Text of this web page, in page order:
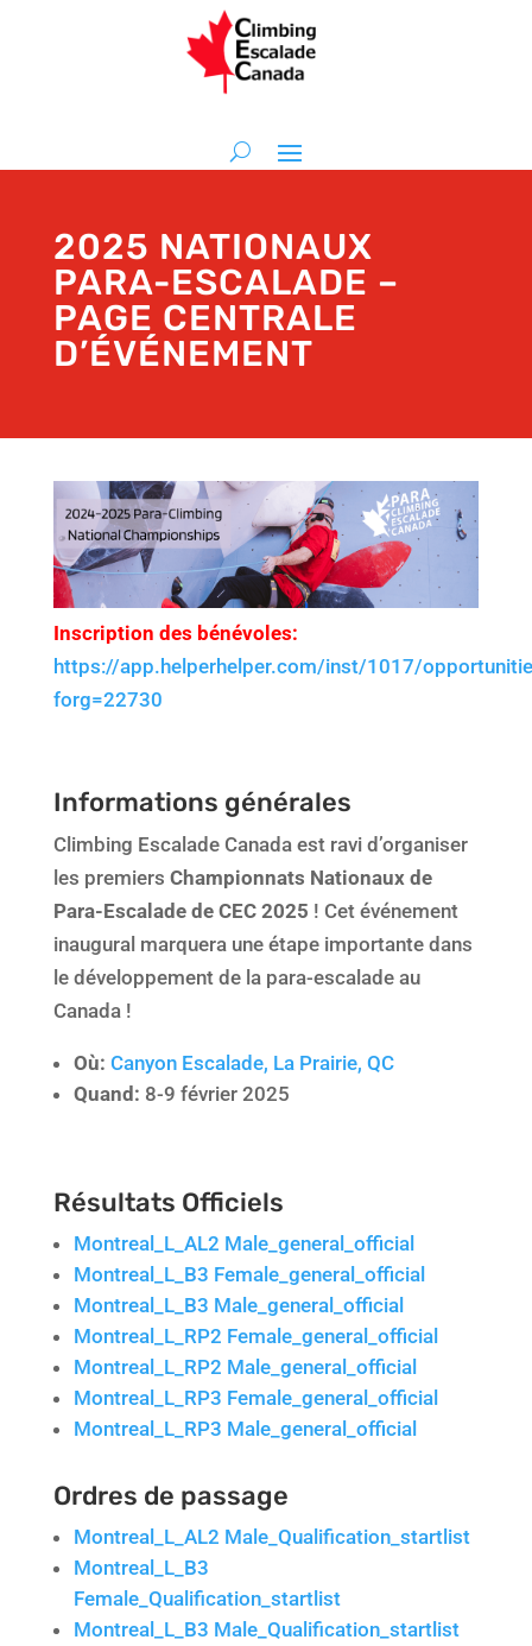
2025 NATIONAUX
PARA-ESCALADE –
PAGE CENTRALE
D’ÉVÉNEMENT
Inscription des bénévoles:
https://app.helperhelper.com/inst/1017/
forg=22730
Informations générales
Climbing Escalade Canada est ravi d’organiser
les premiers Championnats Nationaux de
Para-Escalade de CEC 2025 ! Cet événement
inaugural marquera une étape importante dans
le développement de la para-escalade au
Canada !
Où: Canyon Escalade, La Prairie, QC
Quand: 8-9 février 2025
Résultats Officiels
Montreal_L_AL2 Male_general_official
Montreal_L_B3 Female_general_official
Montreal_L_B3 Male_general_official
Montreal_L_RP2 Female_general_official
Montreal_L_RP2 Male_general_official
Montreal_L_RP3 Female_general_official
Montreal_L_RP3 Male_general_official
Ordres de passage
Montreal_L_AL2 Male_Qualification_startlist
Montreal_L_B3
Female_Qualification_startlist
Montreal_L_B3 Male_Qualification_startlist